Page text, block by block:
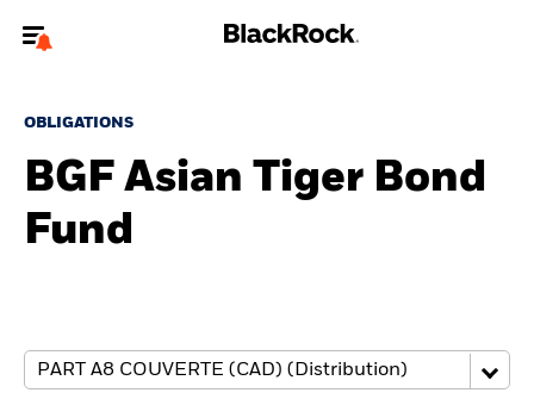
financiers.
jourvotre type d'utilisateur
A propos de BlackRock
Thèmes
OBLIGATIONS
BGF Asian Tiger Bond
Fund